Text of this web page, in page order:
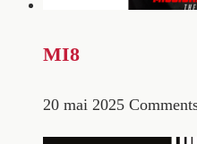
MI8
20 mai 2025